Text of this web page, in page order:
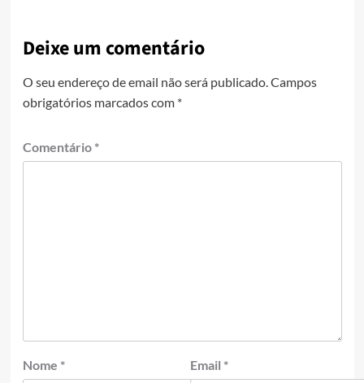
Deixe um comentário
O seu endereço de email não será publicado. Campos
obrigatórios marcados com *
Comentário *
Nome * Email *